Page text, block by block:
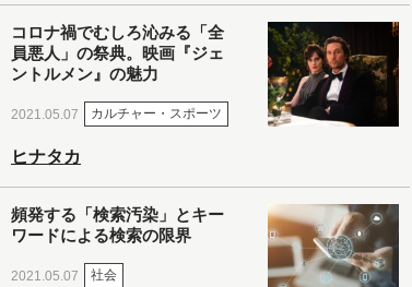
コロナ禍でむしろ沁みる「全
員悪人」の祭典。映画『ジェ
ントルメン』の魅力
2021.05.07 カルチャー・スポーツ
ヒナタカ
頻発する「検索汚染」とキー
ワードによる検索の限界
2021.05.07 社会